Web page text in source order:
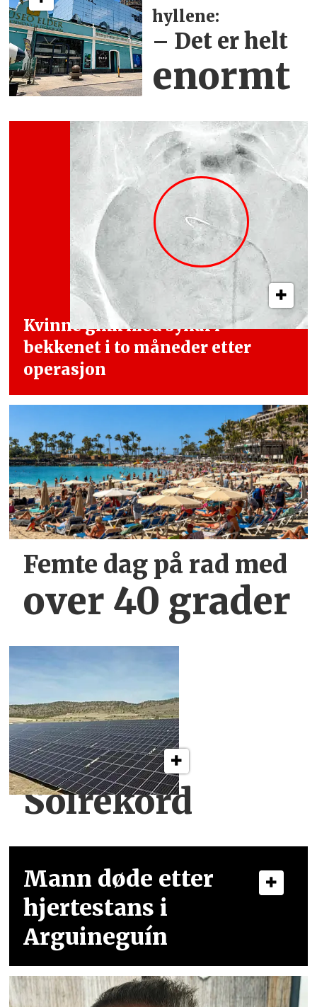
hyllene:
– Det er helt
enormt
Kvinne gikk med synål i
bekkenet i to måneder etter
operasjon
Femte dag på rad med
over 40 grader
Solrekord
Mann døde etter
hjertestans i
Arguineguín